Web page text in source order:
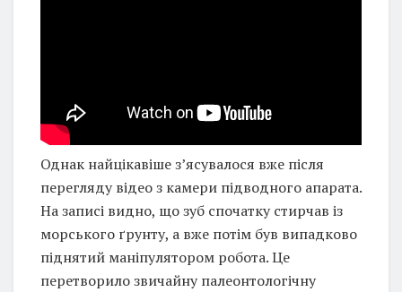
Однак найцікавіше з’ясувалося вже після
перегляду відео з камери підводного апарата.
На записі видно, що зуб спочатку стирчав із
морського ґрунту, а вже потім був випадково
піднятий маніпулятором робота. Це
перетворило звичайну палеонтологічну